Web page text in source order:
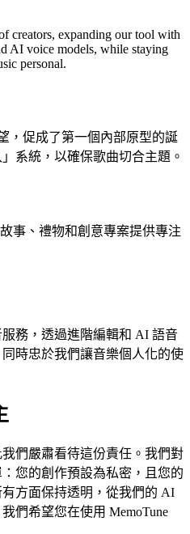
creators, expanding our tool with
AI voice models, while staying
personal.
，促成了第一個內部原型的誕
系統，以確保歌曲切合主題。
事、禮物和創意專案提供專注
務，透過進階編輯和 AI 語音
時忠於我們讓音樂個人化的使
們嚴肅看待這份責任。我們對
您的創作預設為私密，且您的
方面保持透明，從我們的 AI
們希望您在使用 MemoTune